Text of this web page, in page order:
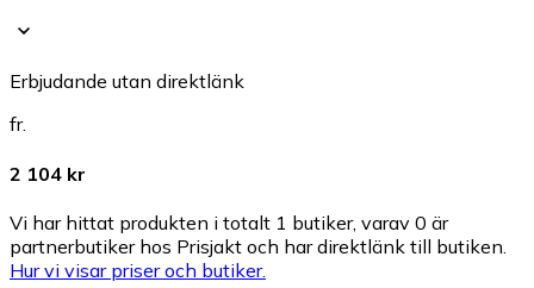
Erbjudande utan direktlänk
fr.
2 104 kr
Vi har hittat produkten i totalt 1 butiker, varav 0 är
partnerbutiker hos Prisjakt och har direktlänk till butiken.
Hur vi visar priser och butiker.